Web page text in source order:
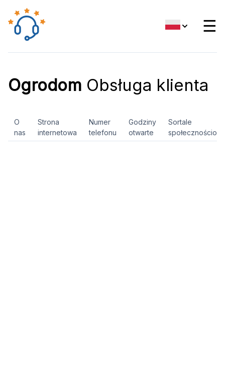
☰
Ogrodom Obsługa klienta
O
nas
Strona
internetowa
Numer
telefonu
Godziny
otwarte
Sortale